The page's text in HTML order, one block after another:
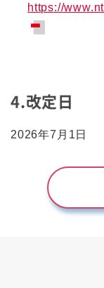
https://
4.改定日
2026年7月1日